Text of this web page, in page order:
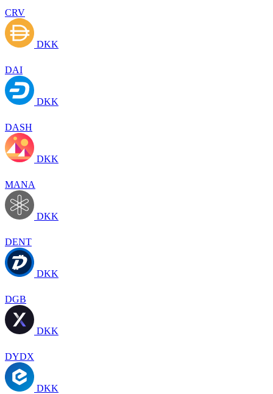
CRV
DKK
DAI
DKK
DASH
DKK
MANA
DKK
DENT
DKK
DGB
DKK
DYDX
DKK